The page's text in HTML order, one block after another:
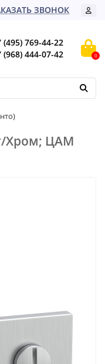
ЗВОНОК
(495) 769-44-22
(968) 444-07-42
0
Хром; ЦАМ